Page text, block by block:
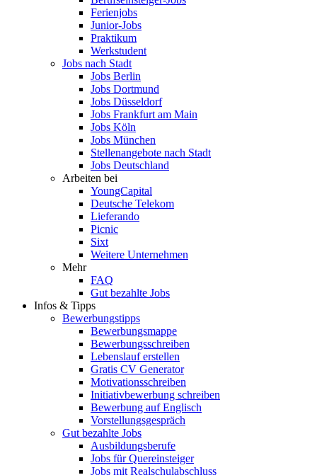
Ferienjobs
Junior-Jobs
Praktikum
Werkstudent
Jobs nach Stadt
Jobs Berlin
Jobs Dortmund
Jobs Düsseldorf
Jobs Frankfurt am Main
Jobs Köln
Jobs München
Stellenangebote nach Stadt
Jobs Deutschland
Arbeiten bei
YoungCapital
Deutsche Telekom
Lieferando
Picnic
Sixt
Weitere Unternehmen
Mehr
FAQ
Gut bezahlte Jobs
Infos & Tipps
Bewerbungstipps
Bewerbungsmappe
Bewerbungsschreiben
Lebenslauf erstellen
Gratis CV Generator
Motivationsschreiben
Initiativbewerbung schreiben
Bewerbung auf Englisch
Vorstellungsgespräch
Gut bezahlte Jobs
Ausbildungsberufe
Jobs für Quereinsteiger
Jobs mit Realschulabschluss